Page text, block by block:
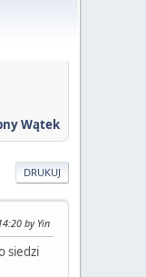
Wątek
DRUKUJ
by Yin
siedzi